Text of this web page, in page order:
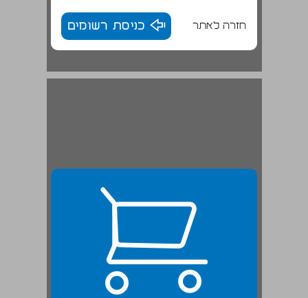
חזרה לאתר כניסת רשומים
ביתו ותורתו בין ערכים מתנגשים ... 23